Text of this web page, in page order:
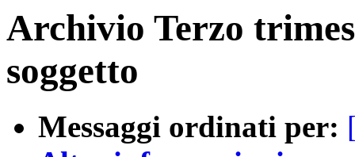
Archivio Terzo
soggetto
Messaggi ordinati per: